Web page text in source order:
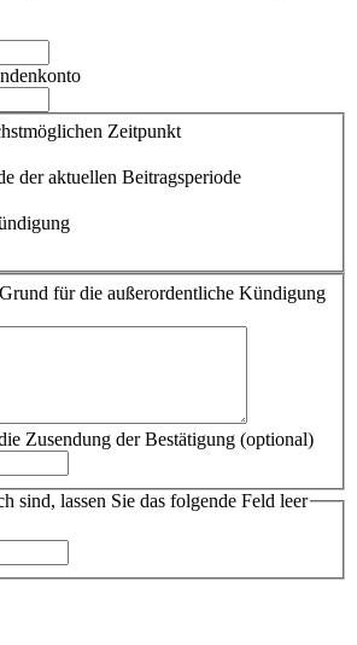
Zeitpunkt
der aktuellen Beitragsperiode
für die außerordentliche Kündigung
Zusendung der Bestätigung (optional)
sind, lassen Sie das folgende Feld leer